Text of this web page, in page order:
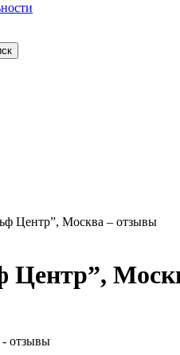
Центр”, Москва – отзывы
Центр”,